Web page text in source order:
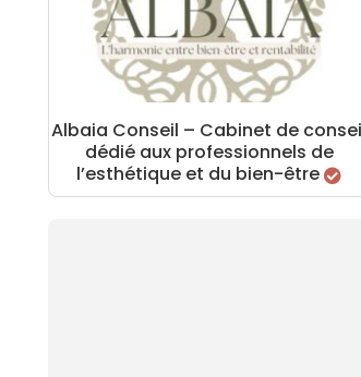
Albaia Conseil – Cabinet de
dédié aux professionnels de
l’esthétique et du bien-être